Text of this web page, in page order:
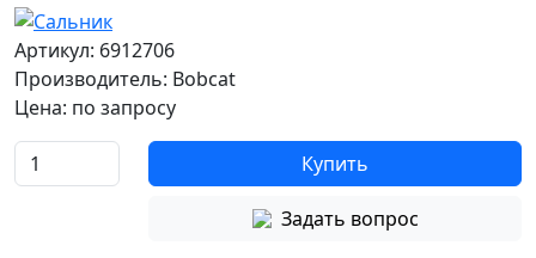
Артикул: 6912706
Производитель: Bobcat
Цена: по запросу
Купить
Задать вопрос